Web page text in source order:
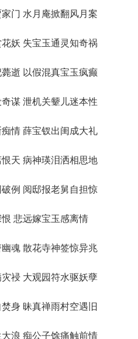
门 水月庵掀翻风月案
妖 失宝玉通灵知奇祸
逝 以假混真宝玉疯癫
谋 泄机关颦儿迷本性
情 薛宝钗出闺成大礼
天 病神瑛泪洒相思地
例 阅邸报老舅自担惊
悲远嫁宝玉感离情
魂 散花寺神签惊异兆
祲 大观园符水驱妖孽
身 昧真禅雨村空遇旧
浪 痴公子馀痛触前情